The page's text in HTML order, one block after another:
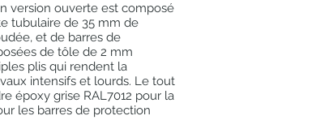
version ouverte est composé
tubulaire de 35 mm de
et de barres de
de tôle de 2 mm
plis qui rendent la
intensifs et lourds. Le tout
époxy grise RAL7012 pour la
les barres de protection